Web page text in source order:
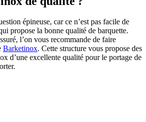
épineuse, car ce n’est pas facile de
propose la bonne qualité de barquette.
l’on vous recommande de faire
Barketinox. Cette structure vous propose des
d’une excellente qualité pour le portage de